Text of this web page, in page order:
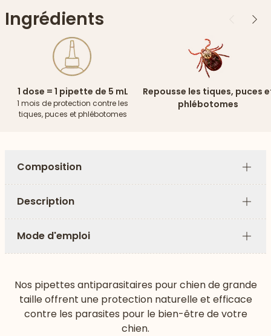
Ingrédients Précédent
1 dose = 1 pipette de 5 mL
1 mois de protection contre les
tiques, puces et phlébotomes
Repousse les tiques, puces
phlébotomes
Composition
Plus
Description
Plus
Mode d'emploi
Plus
Nos pipettes antiparasitaires pour chien de grande
taille offrent une protection naturelle et efficace
contre les parasites pour le bien-être de votre
chien.